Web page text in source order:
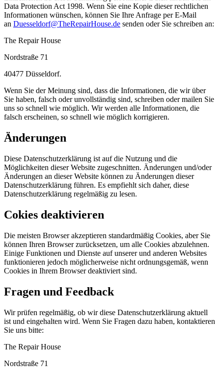
Data Protection Act 1998. Wenn Sie eine Kopie dieser rechtlichen
Informationen wünschen, können Sie Ihre Anfrage per E-Mail
an Duesseldorf@TheRepairHouse.de senden oder Sie schreiben an:
The Repair House
Nordstraße 71
40477 Düsseldorf.
Wenn Sie der Meinung sind, dass die Informationen, die wir über
Sie haben, falsch oder unvollständig sind, schreiben oder mailen Sie
uns so schnell wie möglich. Wir werden alle Informationen, die
falsch erscheinen, so schnell wie möglich korrigieren.
Änderungen
Diese Datenschutzerklärung ist auf die Nutzung und die
Möglichkeiten dieser Website zugeschnitten. Änderungen und/oder
Änderungen an dieser Website können zu Änderungen dieser
Datenschutzerklärung führen. Es empfiehlt sich daher, diese
Datenschutzerklärung regelmäßig zu lesen.
Cokies deaktivieren
Die meisten Browser akzeptieren standardmäßig Cookies, aber Sie
können Ihren Browser zurücksetzen, um alle Cookies abzulehnen.
Einige Funktionen und Dienste auf unserer und anderen Websites
funktionieren jedoch möglicherweise nicht ordnungsgemäß, wenn
Cookies in Ihrem Browser deaktiviert sind.
Fragen und Feedback
Wir prüfen regelmäßig, ob wir diese Datenschutzerklärung aktuell
ist und eingehalten wird. Wenn Sie Fragen dazu haben, kontaktieren
Sie uns bitte:
The Repair House
Nordstraße 71